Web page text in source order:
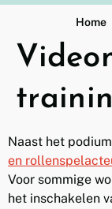
Home
Naast het
en
Voor sommige
het inschakelen